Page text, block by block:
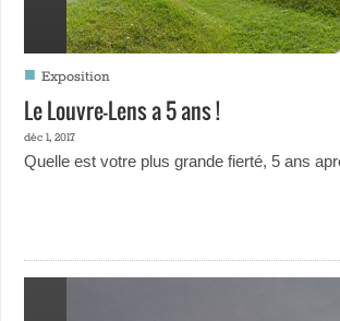
■ Exposition
Le Louvre-Lens a 5 ans !
déc 1, 2017
Quelle est votre plus grande fierté, 5 ans